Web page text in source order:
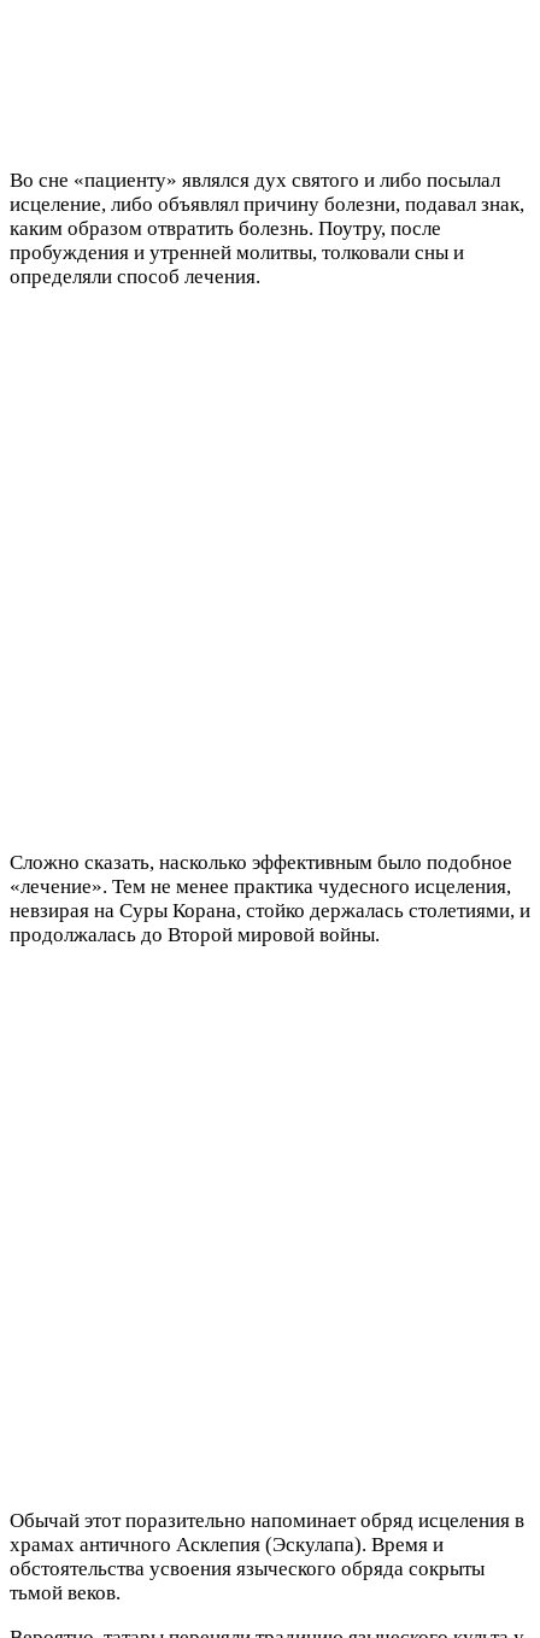
Во сне «пациенту» являлся дух святого и либо посылал
исцеление, либо объявлял причину болезни, подавал знак,
каким образом отвратить болезнь. Поутру, после
пробуждения и утренней молитвы, толковали сны и
определяли способ лечения.
Сложно сказать, насколько эффективным было подобное
«лечение». Тем не менее практика чудесного исцеления,
невзирая на Суры Корана, стойко держалась столетиями, и
продолжалась до Второй мировой войны.
Обычай этот поразительно напоминает обряд исцеления в
храмах античного Асклепия (Эскулапа). Время и
обстоятельства усвоения языческого обряда сокрыты
тьмой веков.